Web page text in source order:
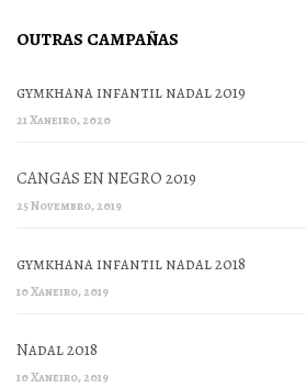
OUTRAS CAMPAÑAS
gymkhana infantil nadal 2019
21 Xaneiro, 2020
CANGAS EN NEGRO 2019
25 Novembro, 2019
gymkhana infantil nadal 2018
10 Xaneiro, 2019
Nadal 2018
10 Xaneiro, 2019